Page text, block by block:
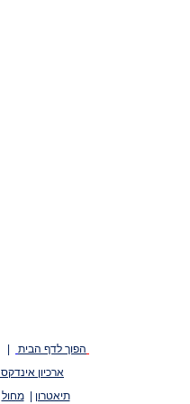
הפוך לדף הבית
ארכיון אינדקס
תיאטרון
|מחול